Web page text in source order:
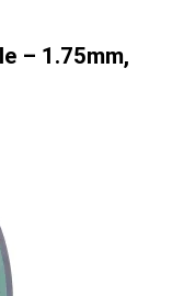
– 1.75mm,